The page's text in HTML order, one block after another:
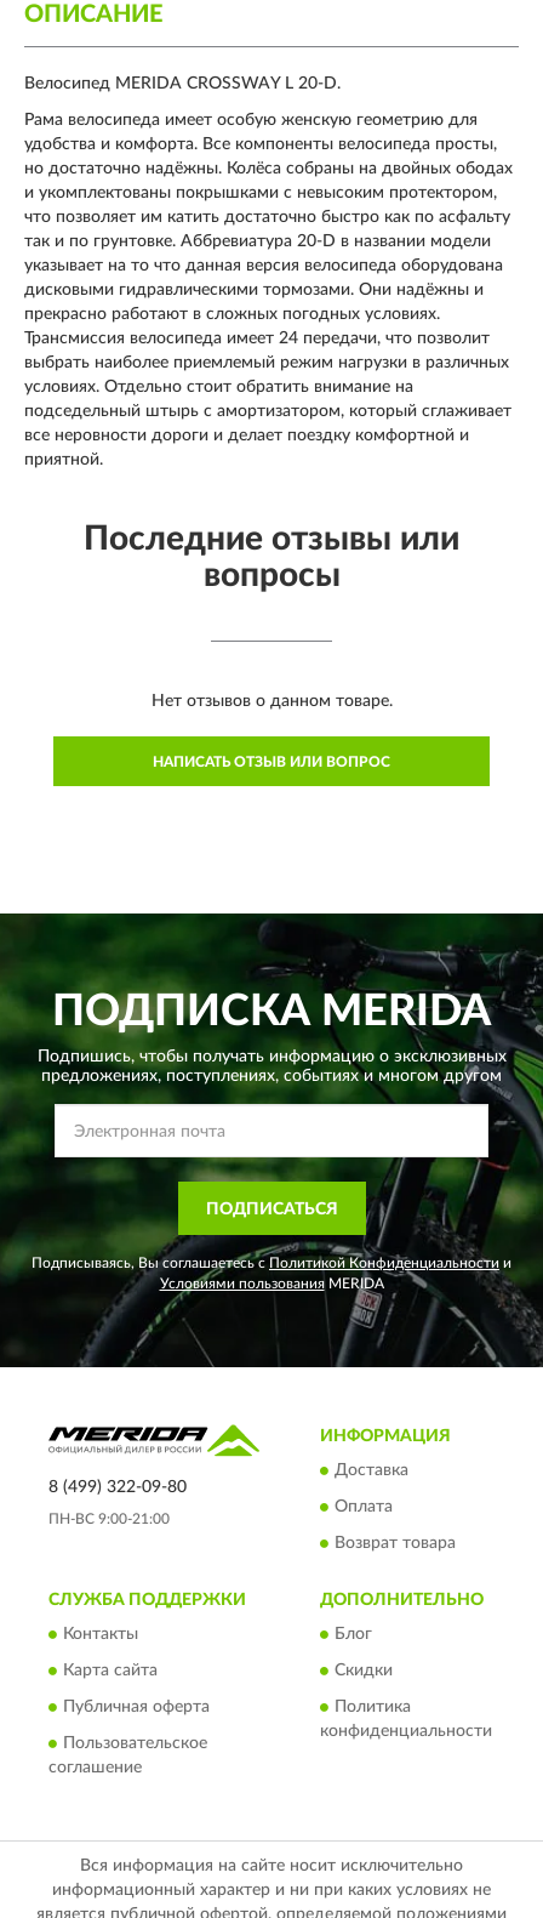
ОПИСАНИЕ
Велосипед MERIDA CROSSWAY L 20-D.
Рама велосипеда имеет особую женскую геометрию для
удобства и комфорта. Все компоненты велосипеда просты,
но достаточно надёжны. Колёса собраны на двойных ободах
и укомплектованы покрышками с невысоким протектором,
что позволяет им катить достаточно быстро как по асфальту
так и по грунтовке. Аббревиатура 20-D в названии модели
указывает на то что данная версия велосипеда оборудована
дисковыми гидравлическими тормозами. Они надёжны и
прекрасно работают в сложных погодных условиях.
Трансмиссия велосипеда имеет 24 передачи, что позволит
выбрать наиболее приемлемый режим нагрузки в различных
условиях. Отдельно стоит обратить внимание на
подседельный штырь с амортизатором, который сглаживает
все неровности дороги и делает поездку комфортной и
приятной.
Последние отзывы или
вопросы
Нет отзывов о данном товаре.
НАПИСАТЬ ОТЗЫВ ИЛИ ВОПРОС
ПОДПИСКА MERIDA
Подпишись, чтобы получать информацию о эксклюзивных
предложениях,поступлениях, событиях и многом другом
ПОДПИСАТЬСЯ
Подписываясь, Вы соглашаетесь с Политикой Конфиденциальности и
Условиями пользованияMERIDA
8 (499) 322-09-80
ПН-ВС 9:00-21:00
ИНФОРМАЦИЯ
Доставка
Оплата
Возврат товара
СЛУЖБА ПОДДЕРЖКИ
Контакты
Карта сайта
Публичная оферта
Пользовательское
соглашение
ДОПОЛНИТЕЛЬНО
Блог
Скидки
Политика
конфиденциальности
Вся информация на сайте носит исключительно
информационный характер и ни при каких условиях не
является публичной офертой, определяемой положениями